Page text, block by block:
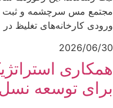
مجتمع مس سرچشمه و ثبت
ورودی کارخانه‌های تغلیظ
2026/06/30
همکاری
برای توسعه